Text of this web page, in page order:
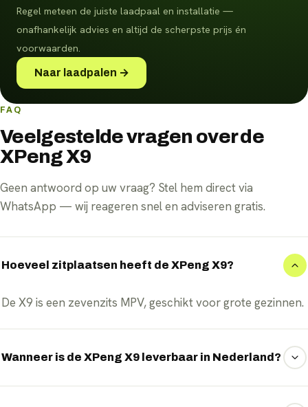
Regel meteen de juiste laadpaal en installatie —
onafhankelijk advies en altijd de scherpste prijs én
voorwaarden.
Naar laadpalen →
FAQ
Veelgestelde vragen over de
XPeng X9
Geen antwoord op uw vraag? Stel hem direct via
WhatsApp — wij reageren snel en adviseren gratis.
Hoeveel zitplaatsen heeft de XPeng X9?
De X9 is een zevenzits MPV, geschikt voor grote gezinnen.
Wanneer is de XPeng X9 leverbaar in Nederland?